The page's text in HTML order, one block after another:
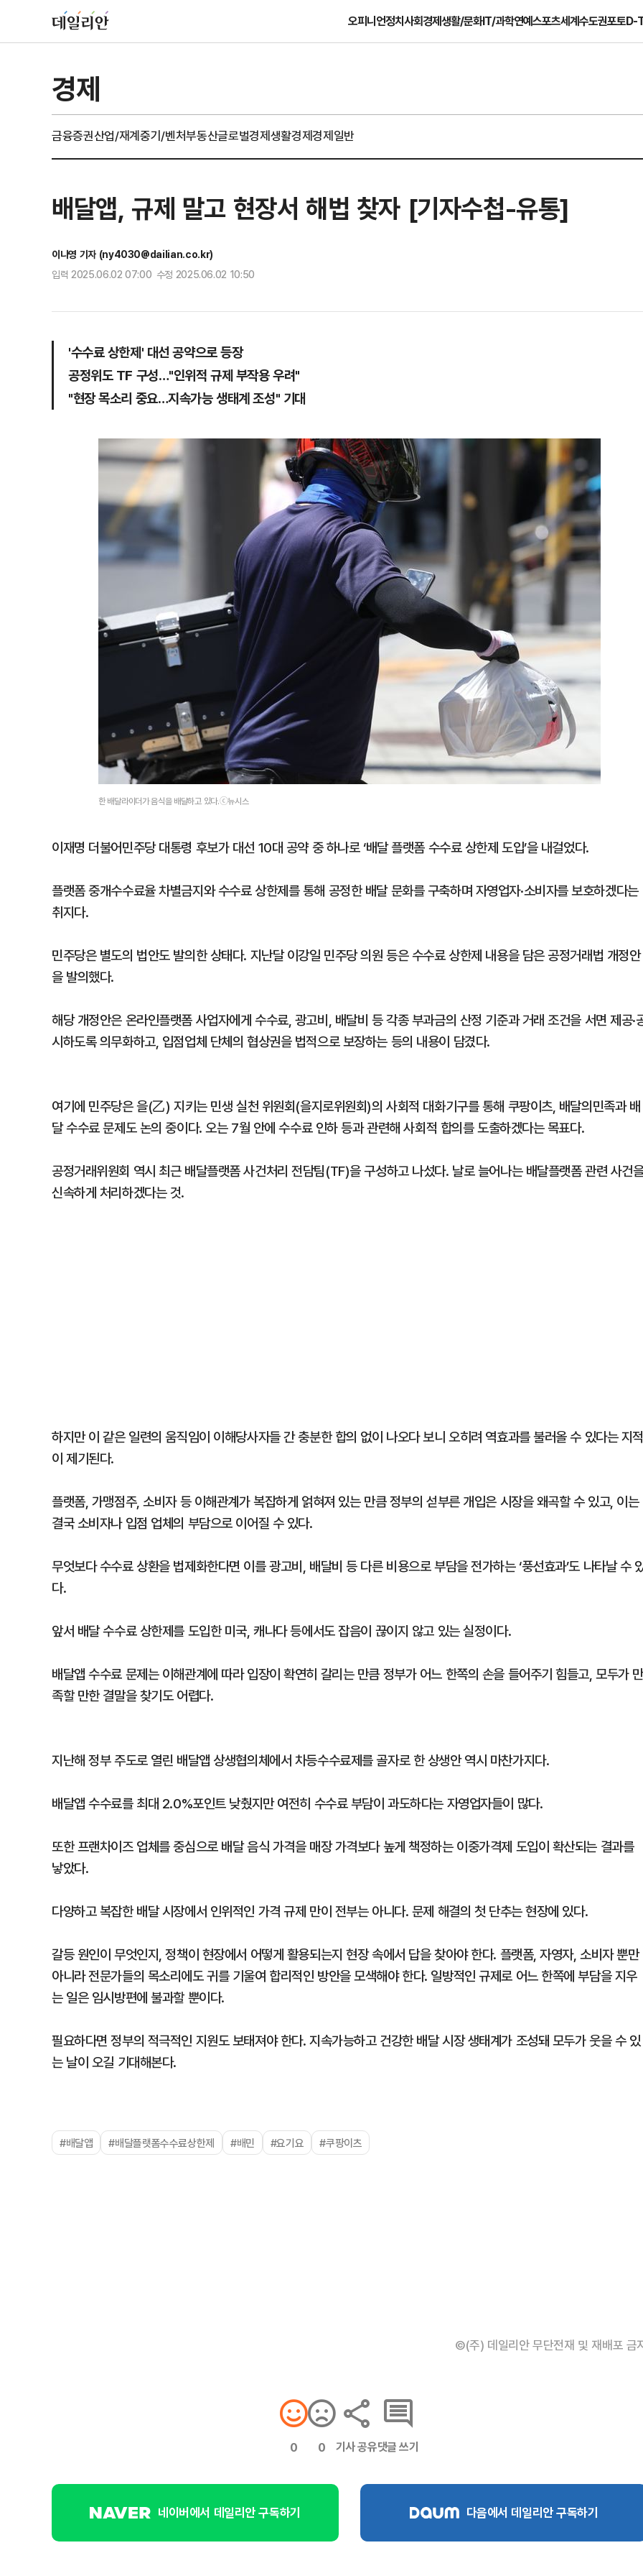
오피니언정치사회경제생활/문화IT/과학연예스포츠세계수도권포토D-
경제
금융증권산업/재계중기/벤처부동산글로벌경제생활경제경제일반
배달앱, 규제 말고 현장서 해법 찾자 [기자수첩-유통]
이나영 기자 (ny4030@dailian.co.kr)
입력 2025.06.02 07:00 수정 2025.06.02 10:50
'수수료 상한제' 대선 공약으로 등장
공정위도 TF 구성…"인위적 규제 부작용 우려"
"현장 목소리 중요…지속가능 생태계 조성" 기대
한 배달라이더가 음식을 배달하고 있다.ⓒ뉴시스
이재명 더불어민주당 대통령 후보가 대선 10대 공약 중 하나로 ‘배달 플랫폼 수수료 상한제 도입’을 내걸었다.
플랫폼 중개수수료율 차별금지와 수수료 상한제를 통해 공정한 배달 문화를 구축하며 자영업자·소비자를 보호하겠다는
취지다.
민주당은 별도의 법안도 발의한 상태다. 지난달 이강일 민주당 의원 등은 수수료 상한제 내용을 담은 공정거래법 개정안
을 발의했다.
해당 개정안은 온라인플랫폼 사업자에게 수수료, 광고비, 배달비 등 각종 부과금의 산정 기준과 거래 조건을 서면 제공·
시하도록 의무화하고, 입점업체 단체의 협상권을 법적으로 보장하는 등의 내용이 담겼다.
여기에 민주당은 을(乙) 지키는 민생 실천 위원회(을지로위원회)의 사회적 대화기구를 통해 쿠팡이츠, 배달의민족과 배
달 수수료 문제도 논의 중이다. 오는 7월 안에 수수료 인하 등과 관련해 사회적 합의를 도출하겠다는 목표다.
공정거래위원회 역시 최근 배달플랫폼 사건처리 전담팀(TF)을 구성하고 나섰다. 날로 늘어나는 배달플랫폼 관련 사건
신속하게 처리하겠다는 것.
하지만 이 같은 일련의 움직임이 이해당사자들 간 충분한 합의 없이 나오다 보니 오히려 역효과를 불러올 수 있다는 지
이 제기된다.
플랫폼, 가맹점주, 소비자 등 이해관계가 복잡하게 얽혀져 있는 만큼 정부의 섣부른 개입은 시장을 왜곡할 수 있고, 이는
결국 소비자나 입점 업체의 부담으로 이어질 수 있다.
무엇보다 수수료 상환을 법제화한다면 이를 광고비, 배달비 등 다른 비용으로 부담을 전가하는 ‘풍선효과’도 나타날 수
다.
앞서 배달 수수료 상한제를 도입한 미국, 캐나다 등에서도 잡음이 끊이지 않고 있는 실정이다.
배달앱 수수료 문제는 이해관계에 따라 입장이 확연히 갈리는 만큼 정부가 어느 한쪽의 손을 들어주기 힘들고, 모두가
족할 만한 결말을 찾기도 어렵다.
지난해 정부 주도로 열린 배달앱 상생협의체에서 차등수수료제를 골자로 한 상생안 역시 마찬가지다.
배달앱 수수료를 최대 2.0%포인트 낮췄지만 여전히 수수료 부담이 과도하다는 자영업자들이 많다.
또한 프랜차이즈 업체를 중심으로 배달 음식 가격을 매장 가격보다 높게 책정하는 이중가격제 도입이 확산되는 결과를
낳았다.
다양하고 복잡한 배달 시장에서 인위적인 가격 규제 만이 전부는 아니다. 문제 해결의 첫 단추는 현장에 있다.
갈등 원인이 무엇인지, 정책이 현장에서 어떻게 활용되는지 현장 속에서 답을 찾아야 한다. 플랫폼, 자영자, 소비자 뿐만
아니라 전문가들의 목소리에도 귀를 기울여 합리적인 방안을 모색해야 한다. 일방적인 규제로 어느 한쪽에 부담을 지우
는 일은 임시방편에 불과할 뿐이다.
필요하다면 정부의 적극적인 지원도 보태져야 한다. 지속가능하고 건강한 배달 시장 생태계가 조성돼 모두가 웃을 수 있
는 날이 오길 기대해본다.
#배달앱 #배달플랫폼수수료상한제 #배민 #요기요 #쿠팡이츠
©(주) 데일리안 무단전재 및 재배포 금
0 0 기사 공유댓글 쓰기
네이버에서 데일리안 구독하기 다음에서 데일리안 구독하기